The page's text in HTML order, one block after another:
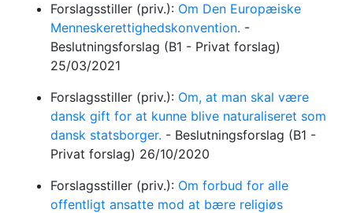
Forslagsstiller (priv.): Om Den Europæiske
Menneskerettighedskonvention. -
Beslutningsforslag (B1 - Privat forslag)
25/03/2021
Forslagsstiller (priv.): Om, at man skal være
dansk gift for at kunne blive naturaliseret som
dansk statsborger. - Beslutningsforslag (B1 -
Privat forslag) 26/10/2020
Forslagsstiller (priv.): Om forbud for alle
offentligt ansatte mod at bære religiøs